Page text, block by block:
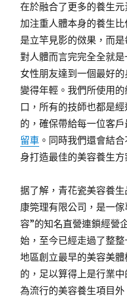
在於融合了更多的養生
加注重人體本身的養生
是立竿見影的傚果，而
對人體而言完完全全就
女性朋友達到一個最好
變得年輕。我們所使用
口，所有的技師也都是
的，確保帶給每一位客
留車 。同時我們還會結
身打造最佳的美容養生
据了解，青花瓷美容養
康筦理有限公司，是一
容”的知名直營連鎖經營
始，至今已經走過了整
地區創立最早的美容美
的，足以算得上是行業
為流行的美容養生項目